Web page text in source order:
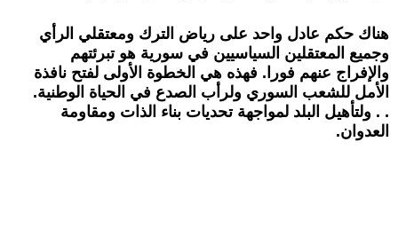
هناك حكم عادل واحد على رياض الترك ومعتقلي الرأي
وجميع المعتقلين السياسيين في سورية هو تبرئتهم
والإفراج عنهم فورا. فهذه هي الخطوة الأولى لفتح نافذة
الأمل للشعب السوري ولرأب الصدع في الحياة الوطنية.
. . ولتأهيل البلد لمواجهة تحديات بناء الذات ومقاومة
العدوان.